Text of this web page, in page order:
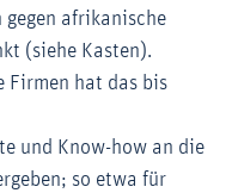
afrikanische
(siehe Kasten).
Firmen hat das bis
und Know-how an die
so etwa für